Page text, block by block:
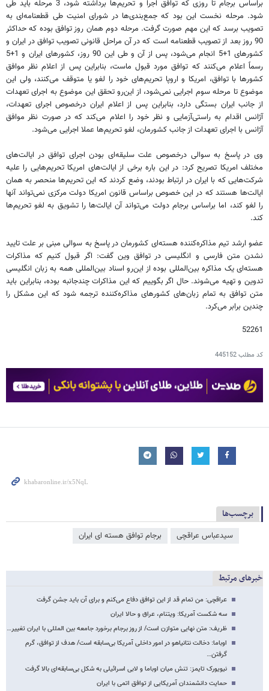
براساس برجام تا روزی که توافق اجرا و تحریم‌ها برداشته شود، 3 مرحله باید طی
شود. مرحله نخست این بود که جمع‌بندی‌ها در شورای امنیت طی قطعنامه‌ای به
تصویب برسد که این مهم صورت گرفت. مرحله دوم همان روز توافق بوده که حداکثر
90 روز بعد از تصویب قطعنامه است که در آن مراحل قانونی تصویب توافق در ایران و
کشورهای 1+5 انجام می‌شود، پس از آن و طی این 90 روز‌، کشورهای ایران و 1+5
رسماً اعلام می‌کنند که توافق مورد قبول ماست، بنابراین پس از اعلام نظر موافق
کشورها با توافق، امریکا و اروپا تحریم‌های خود را لغو یا متوقف می‌کنند، ولی این
موضوع تا مرحله سوم اجرایی نمی‌شود، از این‌رو تحقق این موضوع به اجرای تعهدات
از جانب ایران بستگی دارد، بنابراین پس از اعلام ایران درخصوص اجرای تعهدات،
آژانس اقدام به راستی‌آزمایی و نظر خود را اعلام می‌کند که در صورت نظر موافق
آژانس با اجرای تعهدات از جانب کشورمان، لغو تحریم‌ها عملا اجرایی می‌شود.
وی در پاسخ به سوالی درخصوص علت سلیقه‌ای بودن اجرای توافق در ایالت‌های
مختلف امریکا تصریح کرد: در این باره برخی از ایالت‌های امریکا تحریم‌هایی را علیه
شرکت‌هایی که با ایران در ارتباط بودند، وضع کردند که این تحریم‌ها منحصر به همان
ایالت‌ها هستند که در این خصوص براساس قانون امریکا دولت مرکزی نمی‌تواند آنها
را لغو کند، اما براساس برجام دولت می‌تواند آن ایالت‌ها را تشویق به لغو تحریم‌ها
کند.
عضو ارشد تیم‌ مذاکره‌کننده هسته‌ای کشورمان در پاسخ به سوالی مبنی بر علت تایید
نشدن متن فارسی و انگلیسی در توافق وین گفت: اگر قبول کنیم که مذاکرات
هسته‌ای یک مذاکره بین‌المللی بوده از این‌رو اسناد بین‌المللی همه به زبان انگلیسی
تدوین و تهیه می‌شوند. حال اگر بگوییم که این مذاکرات چندجانبه بوده، بنابراین باید
متن توافق به تمام زبان‌های کشورهای مذاکره‌کننده ترجمه شود که این مشکل را
چندین برابر می‌کرد.
52261
کد مطلب445152
برچسب‌ها
سیدعباس عراقچی برجام توافق هسته ای ایران
خبرهای مرتبط
عراقچی: من تمام قد از این توافق دفاع می‌کنم و برای آن باید جشن گرفت
سه شکست آمریکا: ویتنام، عراق و حالا ایران
ظریف: متن نهایی متوازن است/ از روز برجام برخورد جامعه بین المللی با ایران تغییر…
اوباما: دخالت نتانیاهو در امور داخلی آمریکا بی‌سابقه است/ هدف از توافق، گرم
گرفتن…
نیویورک تایمز: تنش میان اوباما و لابی اسرائیلی به شکل بی‌سابقه‌ای بالا گرفت
حمایت دانشمندان آمریکایی از توافق اتمی با ایران